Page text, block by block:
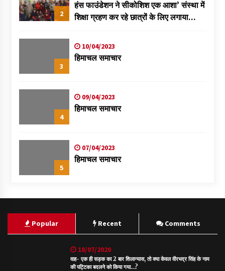
2
हंस फाउंडेशन ने सीकोशिश एक आशा’ संस्था में
शिक्षा ग्रहण कर रहे छात्रों के लिए लगाया
3
10/04/2023
हिमाचल समाचार
4
09/04/2023
हिमाचल समाचार
5
07/04/2023
हिमाचल समाचार
Popular Recent Comments
18/07/2020
वाह- एक ही सड़क का 2 बार शिलान्यास, तो क्या केवल वीरभद्र सिंह के नाम
की पट्टिका बदलने को किया गया…?